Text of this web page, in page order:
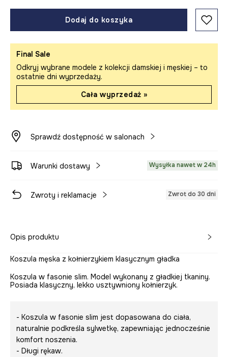
Dodaj do koszyka
Final Sale
Odkryj wybrane modele z kolekcji damskiej i męskiej – to
ostatnie dni wyprzedaży.
Cała wyprzedaż »
Sprawdź dostępność w salonach
Warunki dostawy Wysyłka nawet w 24h
Zwroty i reklamacje Zwrot do 30 dni
Opis produktu
Koszula męska z kołnierzykiem klasycznym gładka
Koszula w fasonie slim. Model wykonany z gładkiej tkaniny.
Posiada klasyczny, lekko usztywniony kołnierzyk.
- Koszula w fasonie slim jest dopasowana do ciała,
naturalnie podkreśla sylwetkę, zapewniając jednocześnie
komfort noszenia.
- Długi rękaw.